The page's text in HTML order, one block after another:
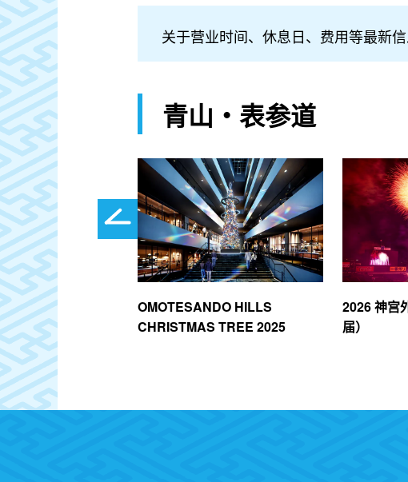
关于营业时间、休息日、费用等最新
青山・表参道
OMOTESANDO HILLS
CHRISTMAS TREE 2025
2026 神宫
届）